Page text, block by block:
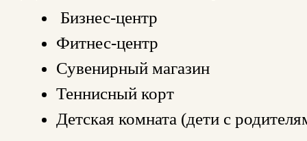
Бизнес-центр
Фитнес-центр
Сувенирный магазин
Теннисный корт
Детская комната (дети с